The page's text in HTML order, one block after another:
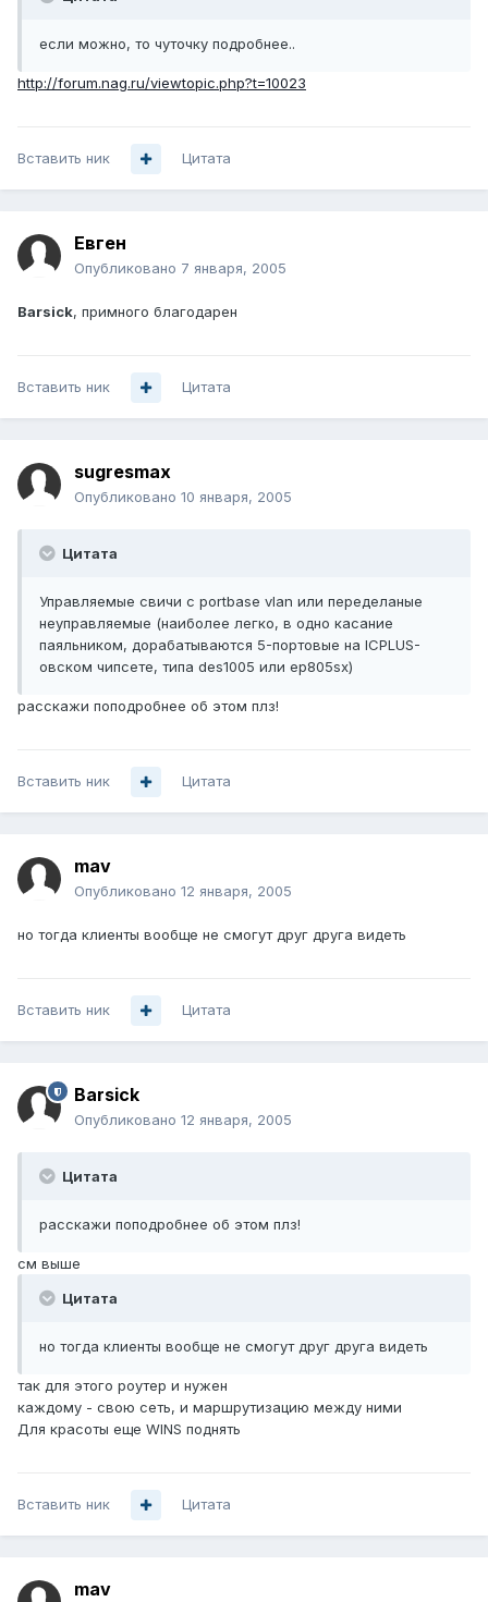
если можно, то чуточку подробнее..
http://forum.nag.ru/viewtopic.php?t=10023
Вставить ник Цитата
Евген
Опубликовано 7 января, 2005
Barsick, примного благодарен
Вставить ник Цитата
sugresmax
Опубликовано 10 января, 2005
Цитата
Управляемые свичи c portbase vlan или переделаные
неуправляемые (наиболее легко, в одно касание
паяльником, дорабатываются 5-портовые на ICPLUS-
овском чипсете, типа des1005 или ep805sx)
расскажи поподробнее об этом плз!
Вставить ник Цитата
mav
Опубликовано 12 января, 2005
но тогда клиенты вообще не смогут друг друга видеть
Вставить ник Цитата
Barsick
Опубликовано 12 января, 2005
Цитата
расскажи поподробнее об этом плз!
см выше
Цитата
но тогда клиенты вообще не смогут друг друга видеть
так для этого роутер и нужен
каждому - свою сеть, и маршрутизацию между ними
Для красоты еще WINS поднять
Вставить ник Цитата
mav